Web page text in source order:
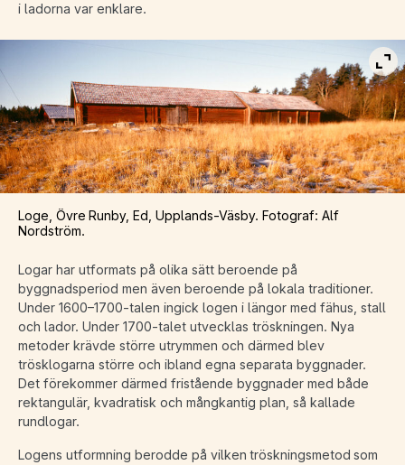
i ladorna var enklare.
Loge, Övre Runby, Ed, Upplands-Väsby. Fotograf: Alf
Nordström.
Logar har utformats på olika sätt beroende på
byggnadsperiod men även beroende på lokala traditioner.
Under 1600–1700-talen ingick logen i längor med fähus, stall
och lador. Under 1700-talet utvecklas tröskningen. Nya
metoder krävde större utrymmen och därmed blev
trösklogarna större och ibland egna separata byggnader.
Det förekommer därmed fristående byggnader med både
rektangulär, kvadratisk och mångkantig plan, så kallade
rundlogar.
Logens utformning berodde på vilken tröskningsmetod som